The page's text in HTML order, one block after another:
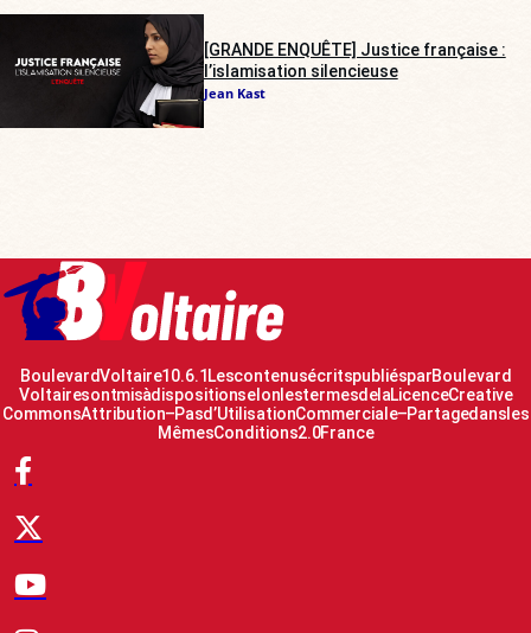
[GRANDE ENQUÊTE] Justice française :
l’islamisation silencieuse
Jean Kast
Boulevard Voltaire 10.6.1 Les contenus écrits publiés par Boulevard
Voltaire sont mis à disposition selon les termes de la Licence Creative
Commons Attribution – Pas d’Utilisation Commerciale – Partage dans les
Mêmes Conditions 2.0 France